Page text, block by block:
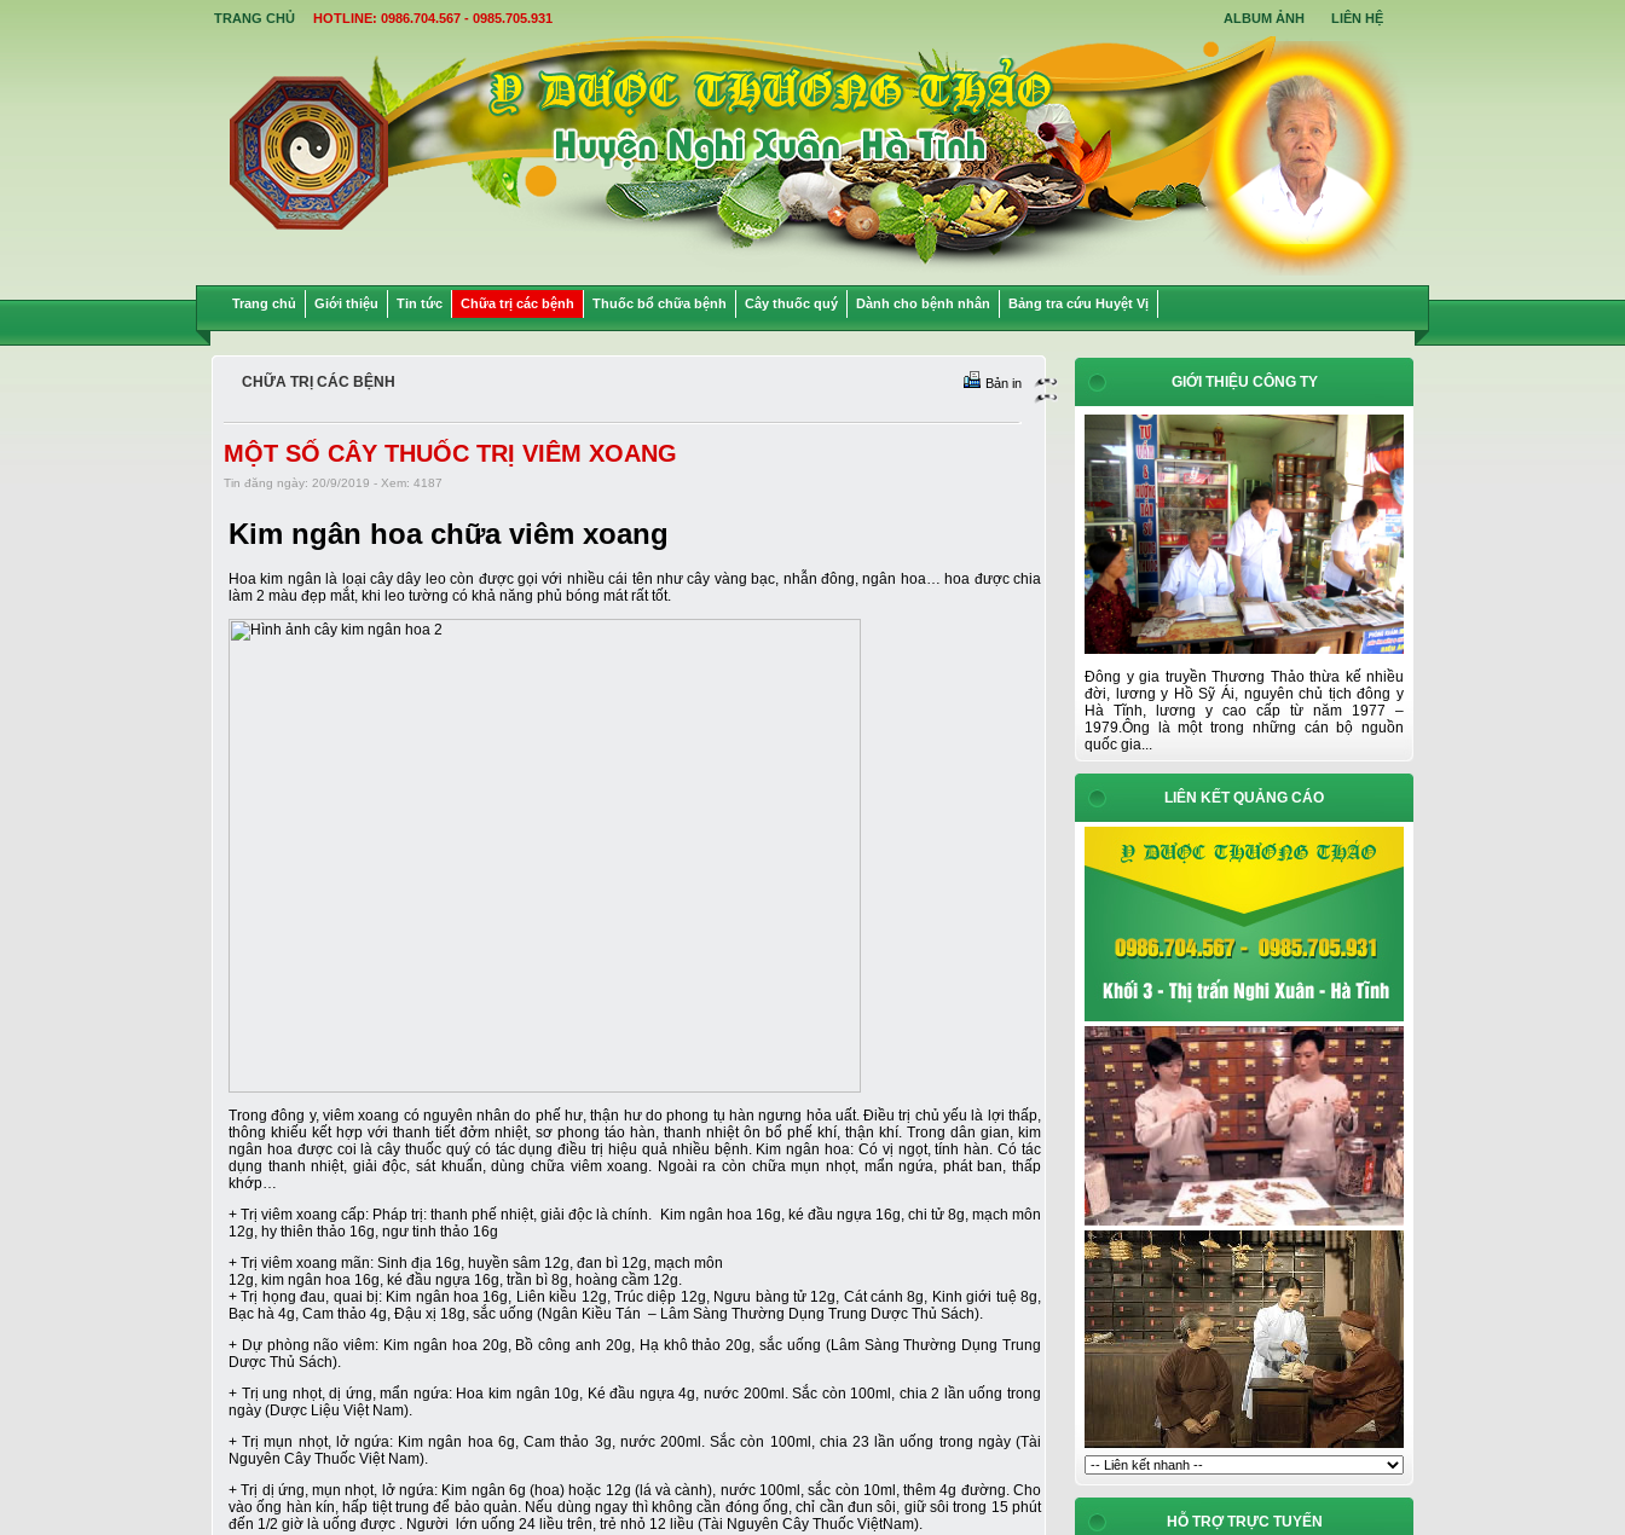
TRANG CHỦ HOTLINE: 0986.704.567 - 0985.705.931 ALBUM ẢNH LIÊN HỆ
Trang chủ Giới thiệu Tin tức Chữa trị các bệnh Thuốc bổ chữa bệnh Cây thuốc quý Dành cho bệnh nhân Bảng tra cứu Huyệt Vị
CHỮA TRỊ CÁC BỆNH Bản in
MỘT SỐ CÂY THUỐC TRỊ VIÊM XOANG
Tin đăng ngày: 20/9/2019 - Xem: 4187
Kim ngân hoa chữa viêm xoang
Hoa kim ngân là loại cây dây leo còn được gọi với nhiều cái tên như cây vàng bạc, nhẫn đông, ngân hoa… hoa được chia
làm 2 màu đẹp mắt, khi leo tường có khả năng phủ bóng mát rất tốt.
Trong đông y, viêm xoang có nguyên nhân do phế hư, thận hư do phong tụ hàn ngưng hỏa uất. Điều trị chủ yếu là lợi thấp,
thông khiếu kết hợp với thanh tiết đởm nhiệt, sơ phong táo hàn, thanh nhiệt ôn bổ phế khí, thận khí. Trong dân gian, kim
ngân hoa được coi là cây thuốc quý có tác dụng điều trị hiệu quả nhiều bệnh. Kim ngân hoa: Có vị ngọt, tính hàn. Có tác
dụng thanh nhiệt, giải độc, sát khuẩn, dùng chữa viêm xoang. Ngoài ra còn chữa mụn nhọt, mẩn ngứa, phát ban, thấp
khớp…
+ Trị viêm xoang cấp: Pháp trị: thanh phế nhiệt, giải độc là chính. Kim ngân hoa 16g, ké đầu ngựa 16g, chi tử 8g, mạch môn
12g, hy thiên thảo 16g, ngư tinh thảo 16g
+ Trị viêm xoang mãn: Sinh địa 16g, huyền sâm 12g, đan bì 12g, mạch môn
12g, kim ngân hoa 16g, ké đầu ngựa 16g, trần bì 8g, hoàng cầm 12g.
+ Trị họng đau, quai bị: Kim ngân hoa 16g, Liên kiều 12g, Trúc diệp 12g, Ngưu bàng tử 12g, Cát cánh 8g, Kinh giới tuệ 8g,
Bạc hà 4g, Cam thảo 4g, Đậu xị 18g, sắc uống (Ngân Kiều Tán – Lâm Sàng Thường Dụng Trung Dược Thủ Sách).
+ Dự phòng não viêm: Kim ngân hoa 20g, Bồ công anh 20g, Hạ khô thảo 20g, sắc uống (Lâm Sàng Thường Dụng Trung
Dược Thủ Sách).
+ Trị ung nhọt, dị ứng, mẩn ngứa: Hoa kim ngân 10g, Ké đầu ngựa 4g, nước 200ml. Sắc còn 100ml, chia 2 lần uống trong
ngày (Dược Liệu Việt Nam).
+ Trị mụn nhọt, lở ngứa: Kim ngân hoa 6g, Cam thảo 3g, nước 200ml. Sắc còn 100ml, chia 23 lần uống trong ngày (Tài
Nguyên Cây Thuốc Việt Nam).
+ Trị dị ứng, mụn nhọt, lở ngứa: Kim ngân 6g (hoa) hoặc 12g (lá và cành), nước 100ml, sắc còn 10ml, thêm 4g đường. Cho
vào ống hàn kín, hấp tiệt trung để bảo quản. Nếu dùng ngay thì không cần đóng ống, chỉ cần đun sôi, giữ sôi trong 15 phút
đến 1/2 giờ là uống được . Người lớn uống 24 liều trên, trẻ nhỏ 12 liều (Tài Nguyên Cây Thuốc ViệtNam).
GIỚI THIỆU CÔNG TY
Đông y gia truyền Thương Thảo thừa kế nhiều
đời, lương y Hồ Sỹ Ái, nguyên chủ tịch đông y
Hà Tĩnh, lương y cao cấp từ năm 1977 –
1979.Ông là một trong những cán bộ nguồn
quốc gia...
LIÊN KẾT QUẢNG CÁO
HỖ TRỢ TRỰC TUYẾN